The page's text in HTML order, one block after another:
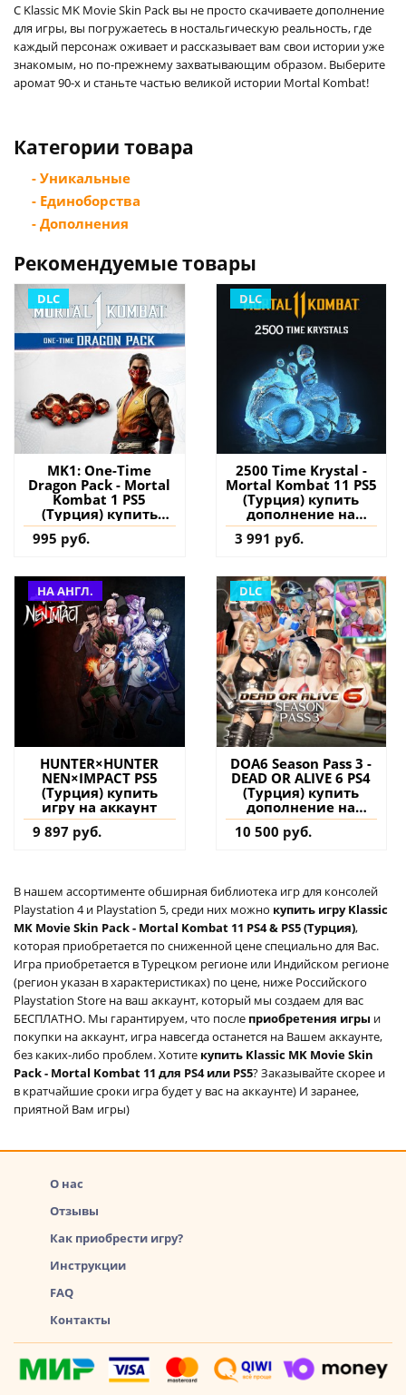
С Klassic MK Movie Skin Pack вы не просто скачиваете дополнение
для игры, вы погружаетесь в ностальгическую реальность, где
каждый персонаж оживает и рассказывает вам свои истории уже
знакомым, но по-прежнему захватывающим образом. Выберите
аромат 90-х и станьте частью великой истории Mortal Kombat!
Категории товара
- Уникальные
- Единоборства
- Дополнения
Рекомендуемые товары
DLC
MK1: One-Time
Dragon Pack - Mortal
Kombat 1 PS5
(Турция) купить
дополнение на
аккаунт
995 руб.
DLC
2500 Time Krystal -
Mortal Kombat 11 PS5
(Турция) купить
дополнение на
аккаунт
3 991 руб.
НА АНГЛ.
HUNTER×HUNTER
NEN×IMPACT PS5
(Турция) купить
игру на аккаунт
9 897 руб.
DLC
DOA6 Season Pass 3 -
DEAD OR ALIVE 6 PS4
(Турция) купить
дополнение на
аккаунт
10 500 руб.
В нашем ассортименте обширная библиотека игр для консолей
Playstation 4 и Playstation 5, среди них можно купить игру Klassic
MK Movie Skin Pack - Mortal Kombat 11 PS4 & PS5 (Турция),
которая приобретается по сниженной цене специально для Вас.
Игра приобретается в Турецком регионе или Индийском регионе
(регион указан в характеристиках) по цене, ниже Российского
Playstation Store на ваш аккаунт, который мы создаем для вас
БЕСПЛАТНО. Мы гарантируем, что после приобретения игры и
покупки на аккаунт, игра навсегда останется на Вашем аккаунте,
без каких-либо проблем. Хотите купить Klassic MK Movie Skin
Pack - Mortal Kombat 11 для PS4 или PS5? Заказывайте скорее и
в кратчайшие сроки игра будет у вас на аккаунте) И заранее,
приятной Вам игры)
О нас
Отзывы
Как приобрести игру?
Инструкции
FAQ
Контакты